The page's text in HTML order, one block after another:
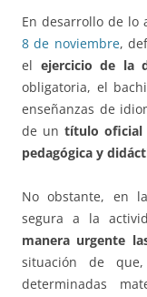
En desarrollo de lo
8 de noviembre,
el ejercicio de la
obligatoria, el
enseñanzas de
de un título oficial
pedagógica y
No obstante, en
segura a la
manera urgente
situación de
determinadas